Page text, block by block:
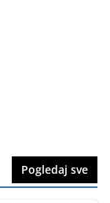
Pogledaj sve